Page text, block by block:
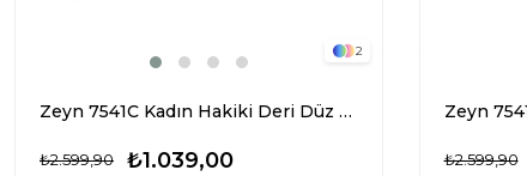
2
Zeyn 7541C Kadın Hakiki Deri Düz Sandalet Siyah
₺1.039,00
₺2.599,90 ₺2.599,90